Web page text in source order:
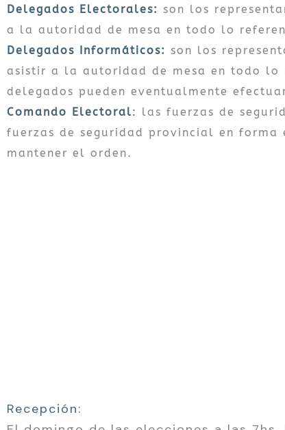
Delegados Electorales: son los
a la autoridad de mesa en todo lo
Delegados Informáticos: son los
asistir a la autoridad de mesa en todo lo
delegados pueden eventualmente
Comando Electoral: las fuerzas de
fuerzas de seguridad provincial en forma
mantener el orden.
Recepción: